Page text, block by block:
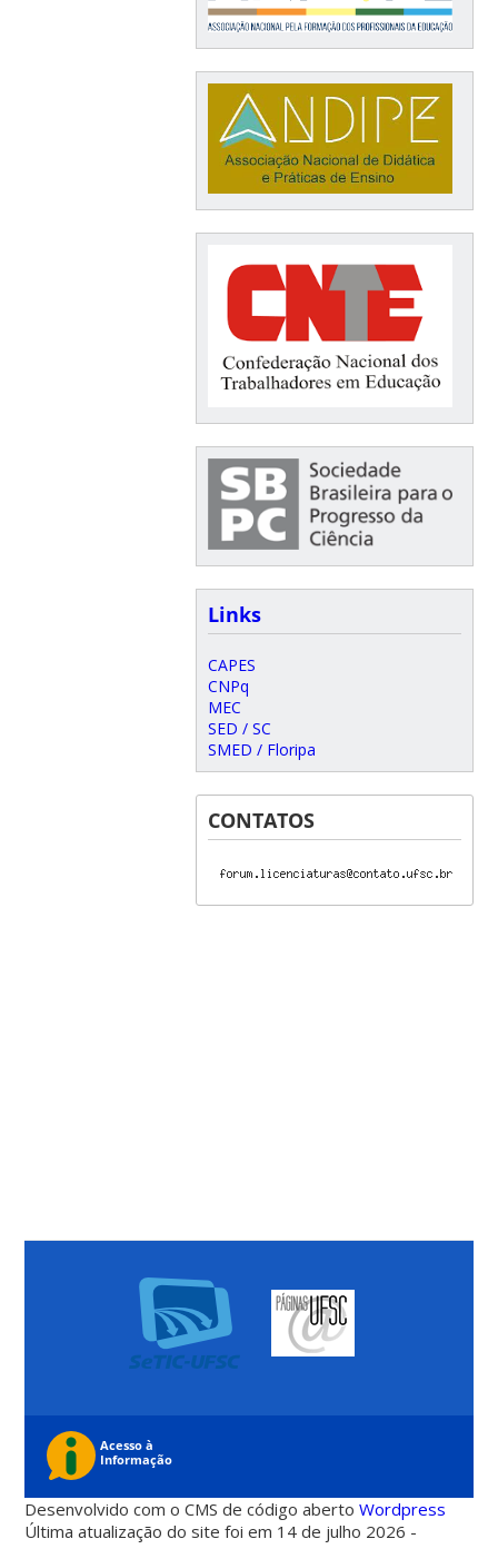
Links
CAPES
CNPq
MEC
SED / SC
SMED / Floripa
CONTATOS
Desenvolvido com o CMS de código abertoWordpress
Última atualização do site foi em 14 de julho 2026 -